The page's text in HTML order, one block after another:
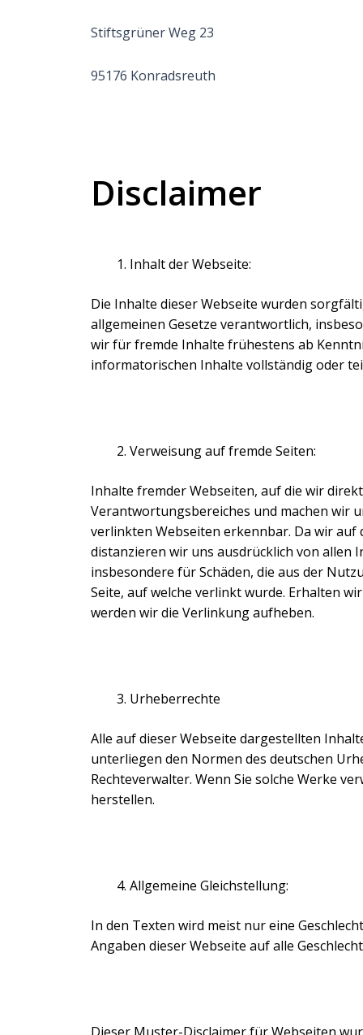
Stiftsgrüner Weg 23
95176 Konradsreuth
Disclaimer
Inhalt der Webseite:
Die Inhalte dieser Webseite wurden
allgemeinen Gesetze verantwortlich,
wir für fremde Inhalte frühestens ab
informatorischen Inhalte vollständig oder
Verweisung auf fremde Seiten:
Inhalte fremder Webseiten, auf die wir
Verantwortungsbereiches und machen wir
verlinkten Webseiten erkennbar. Da wir
distanzieren wir uns ausdrücklich von allen
insbesondere für Schäden, die aus der
Seite, auf welche verlinkt wurde. Erhalten
werden wir die Verlinkung aufheben.
Urheberrechte
Alle auf dieser Webseite dargestellten
unterliegen den Normen des deutschen
Rechteverwalter. Wenn Sie solche Werke
herstellen.
Allgemeine Gleichstellung:
In den Texten wird meist nur eine
Angaben dieser Webseite auf alle